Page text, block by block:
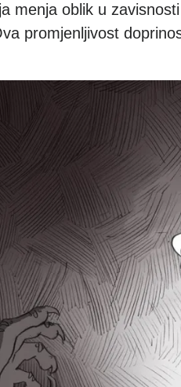
menja oblik u
promjenljivost